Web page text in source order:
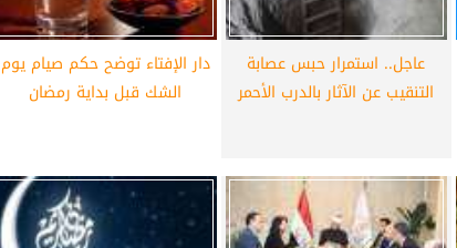
عاجل.. استمرار حبس عصابة
التنقيب عن الآثار بالدرب الأحمر
دار الإفتاء توضح حكم صيام يوم
الشك قبل بداية رمضان